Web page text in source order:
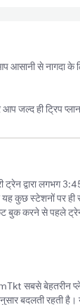
आसानी से नागदा
जल्द ही ट्रिप
ट्रेन द्वारा लगभग
कुछ स्टेशनों पर
बुक करने से पहले
सबसे बेहतरीन
बदलती रहती है।